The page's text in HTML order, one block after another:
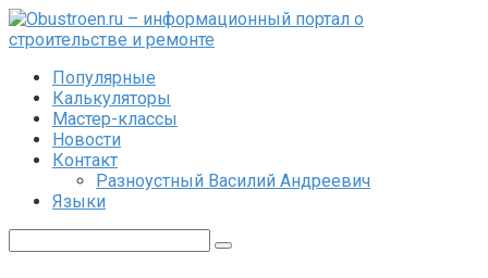
Перейти
к
Популярные
Калькуляторы
Мастер-классы
Новости
Контакт
Разноустный Василий Андреевич
Языки